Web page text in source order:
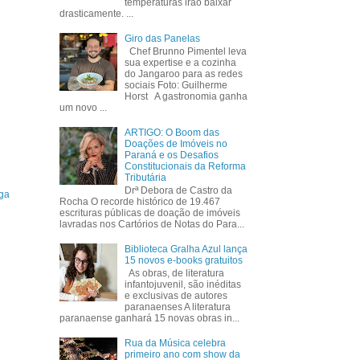
temperaturas irão baixar
drasticamente. ...
Giro das Panelas
Chef Brunno Pimentel leva
sua expertise e a cozinha
do Jangaroo para as redes
sociais Foto: Guilherme
Horst A gastronomia ganha
um novo ...
ARTIGO: O Boom das
Doações de Imóveis no
Paraná e os Desafios
Constitucionais da Reforma
Tributária
Drª Debora de Castro da
Rocha O recorde histórico de 19.467
escrituras públicas de doação de imóveis
lavradas nos Cartórios de Notas do Para...
Biblioteca Gralha Azul lança
15 novos e-books gratuitos
As obras, de literatura
infantojuvenil, são inéditas
e exclusivas de autores
paranaenses A literatura
paranaense ganhará 15 novas obras in...
Rua da Música celebra
primeiro ano com show da